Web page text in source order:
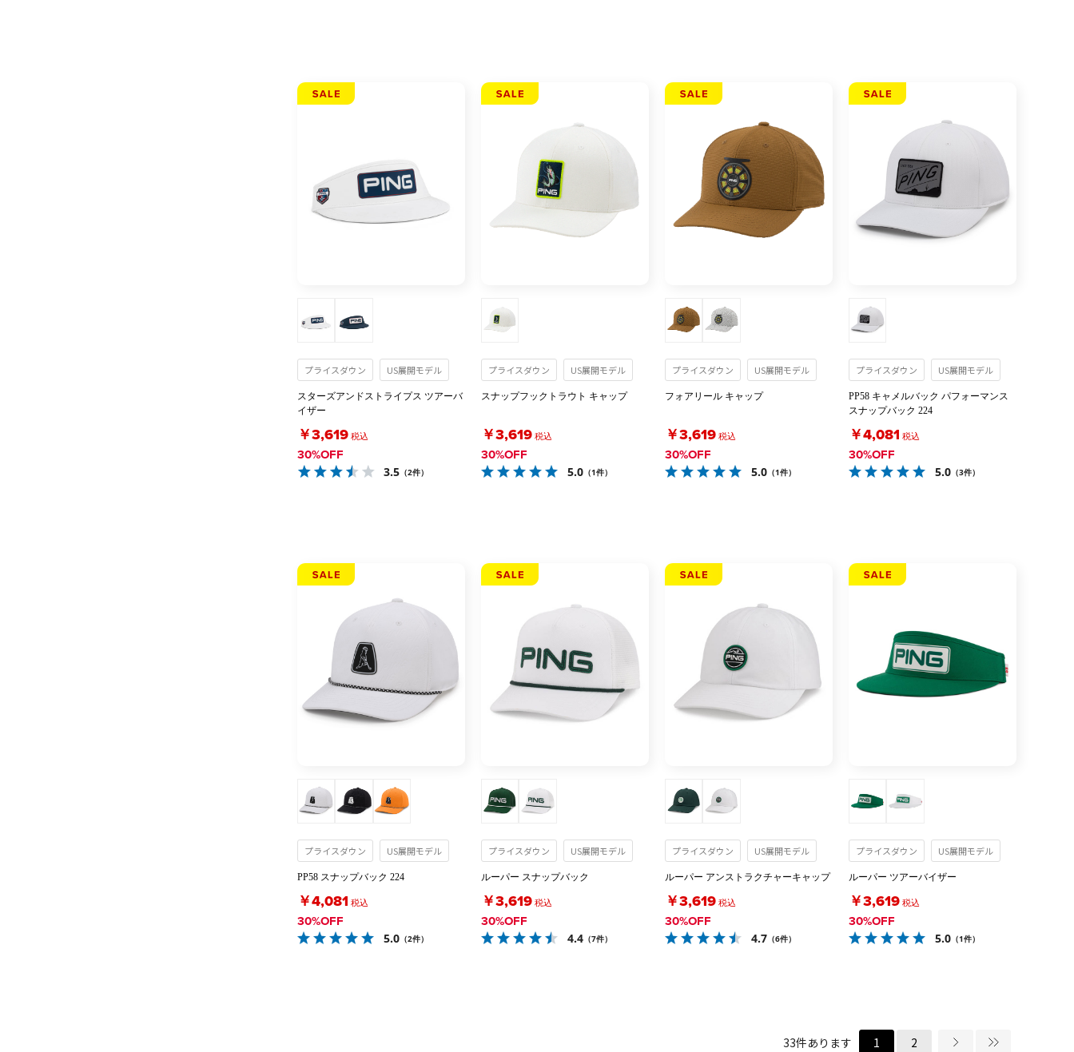
プライスダウン US展開モデル
スターズアンドストライプス ツアーバ
イザー
￥3,619税込
30%OFF
3.5 （2件）
プライスダウン US展開モデル
スナップフックトラウト キャップ
￥3,619税込
30%OFF
5.0 （1件）
プライスダウン US展開モデル
フォアリール キャップ
￥3,619税込
30%OFF
5.0 （1件）
プライスダウン US展開モデル
PP58 キャメルバック パフォーマンス
スナップバック 224
￥4,081 税込
30%OFF
5.0 （3件）
プライスダウン US展開モデル
PP58 スナップバック 224
￥4,081 税込
30%OFF
5.0 （2件）
プライスダウン US展開モデル
ルーパー スナップバック
￥3,619税込
30%OFF
4.4 （7件）
プライスダウン US展開モデル
ルーパー アンストラクチャーキャップ
￥3,619税込
30%OFF
4.7 （6件）
プライスダウン US展開モデル
ルーパー ツアーバイザー
￥3,619税込
30%OFF
5.0 （1件）
33件あります 1 2